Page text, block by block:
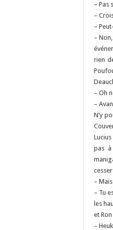
– Pas
–
–
–
rien
– Oh
–
N’y
pas à
–
– Tu
les
et
–